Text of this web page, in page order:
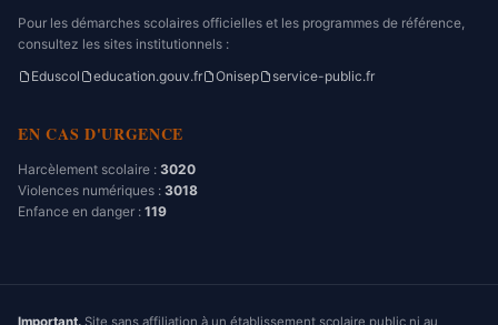
Pour les démarches scolaires officielles et les programmes de référence,
consultez les sites institutionnels :
Eduscol
education.gouv.fr Onisep service-public.fr
EN CAS D'URGENCE
Harcèlement scolaire : 3020
Violences numériques : 3018
Enfance en danger : 119
Important. Site sans affiliation à un établissement scolaire public ni au